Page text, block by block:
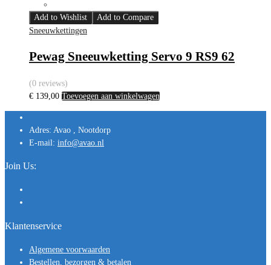
Add to Wishlist
Add to Compare
Sneeuwkettingen
Pewag Sneeuwketting Servo 9 RS9 62
(0 reviews)
€ 139,00 Toevoegen aan winkelwagen
Adres: Avao , Nootdorp
E-mail: info@avao.nl
Join Us:
Klantenservice
Algemene voorwaarden
Bestellen, bezorgen & betalen